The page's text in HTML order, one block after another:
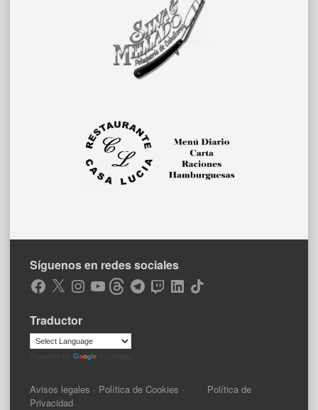
Síguenos en redes sociales
Facebook
X Instagram
YouTubeThreadsTelegramTwitchLinkedIn
TikTok
Traductor
Avisos legales · Política de Cookies · Política de
Privacidad